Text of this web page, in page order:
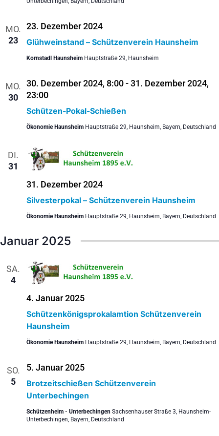
MO.
23
Glühweinstand – Schützenverein Haunsheim
23. Dezember 2024
Kornstadl Haunsheim Hauptstraße 29, Haunsheim
MO.
30
Schützen-Pokal-Schießen
30. Dezember 2024, 8:00-31. Dezember 2024,
23:00
Ökonomie Haunsheim Hauptstraße 29, Haunsheim, Bayern, Deutschland
DI.
31
Silvesterpokal – Schützenverein Haunsheim
31. Dezember 2024
Ökonomie Haunsheim Hauptstraße 29, Haunsheim, Bayern, Deutschland
Januar 2025
SA.
4
Schützenkönigsprokalamtion Schützenverein
Haunsheim
4. Januar 2025
Ökonomie Haunsheim Hauptstraße 29, Haunsheim, Bayern, Deutschland
SO.
5
Brotzeitschießen Schützenverein
Unterbechingen
5. Januar 2025
Schützenheim - Unterbechingen Sachsenhauser Straße 3, Haunsheim-
Unterbechingen, Bayern, Deutschland